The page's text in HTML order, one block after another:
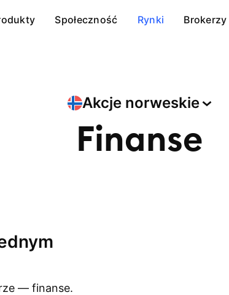
Społeczność Rynki Brokerzy
Akcje norweskie
Finanse
— finanse.